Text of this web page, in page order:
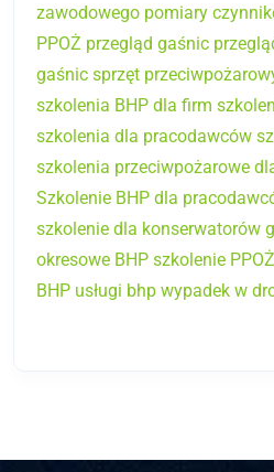
zawodowego pomiary
PPOŻ przegląd gaśnic
gaśnic sprzęt
szkolenia BHP dla firm
szkolenia dla pracodawców
szkolenia przeciwpożarowe
Szkolenie BHP dla
szkolenie dla konserwatorów
okresowe BHP szkolenie PPOŻ
BHP usługi bhp wypadek w